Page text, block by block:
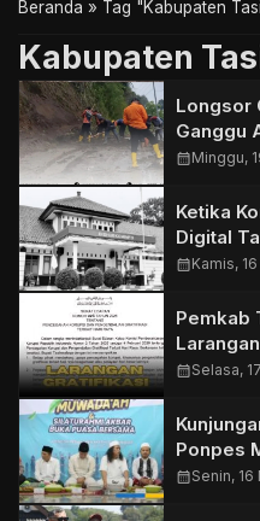
Beranda » Tag "Kabupaten
Kabupaten
Longsor
Ganggu
calendar_monthMinggu,
Ketika
Digital
calendar_monthKamis,
Pemkab
calendar_monthSelasa,
Ponpes
calendar_monthSenin, 16